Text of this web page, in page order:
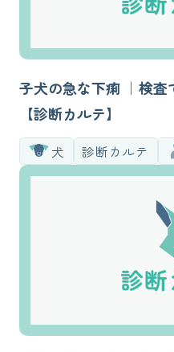
子犬の急な下痢 ｜検
【診断カルテ】
犬 診断カルテ